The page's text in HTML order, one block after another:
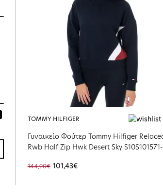
TOMMY HILFIGER
Γυναικείο Φούτερ Tommy Hilfiger
Rwb Half Zip Hwk Desert Sky S10S101571-
144,90€ 101,43€